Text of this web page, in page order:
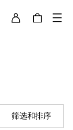
筛选和排序